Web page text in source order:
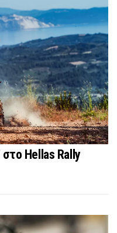
Hellas Rally